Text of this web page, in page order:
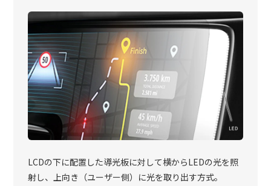
LCDの下に配置した導光板に対して横からLEDの光を照
射し、上向き（ユーザー側）に光を取り出す方式。